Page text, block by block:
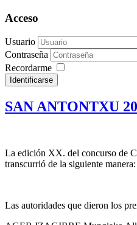
Acceso
Usuario
Contraseña
Recordarme
Identificarse
SAN ANTONTXU
La edición XX. del concurso de
transcurrió de la siguiente manera:
Las autoridades que dieron los